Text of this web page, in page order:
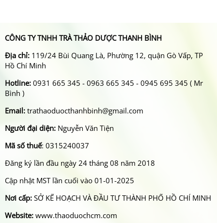
CÔNG TY TNHH TRÀ THẢO DƯỢC THANH BÌNH
Địa chỉ: 119/24 Bùi Quang Là, Phường 12, quận Gò Vấp, TP
Hồ Chí Minh
Hotline: 0931 665 345 - 0963 665 345 - 0945 695 345 ( Mr
Bình )
Email: trathaoduocthanhbinh@gmail.com
Người đại diện: Nguyễn Văn Tiện
Mã số thuế: 0315240037
Đăng ký lần đầu ngày 24 tháng 08 năm 2018
Cập nhật MST lần cuối vào 01-01-2025
Nơi cấp: SỞ KẾ HOẠCH VÀ ĐẦU TƯ THÀNH PHỐ HỒ CHÍ MINH
Website: www.thaoduochcm.com